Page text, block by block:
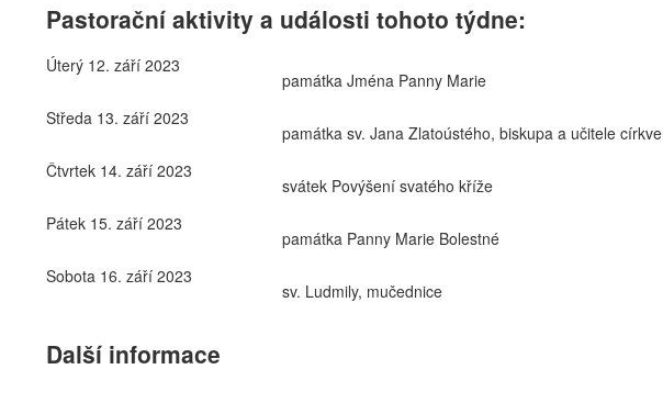
Pastorační aktivity a události tohoto týdne:
Úterý 12. září 2023
památka Jména Panny Marie
Středa 13. září 2023
památka sv. Jana Zlatoústého, biskupa a učitele církve
Čtvrtek 14. září 2023
svátek Povýšení svatého kříže
Pátek 15. září 2023
památka Panny Marie Bolestné
Sobota 16. září 2023
sv. Ludmily, mučednice
Další informace